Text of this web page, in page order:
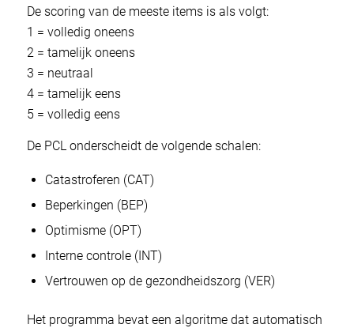
De scoring van de meeste items is als volgt:
1 = volledig oneens
2 = tamelijk oneens
3 = neutraal
4 = tamelijk eens
5 = volledig eens
De PCL onderscheidt de volgende schalen:
Catastroferen (CAT)
Beperkingen (BEP)
Optimisme (OPT)
Interne controle (INT)
Vertrouwen op de gezondheidszorg (VER)
Het programma bevat een algoritme dat automatisch